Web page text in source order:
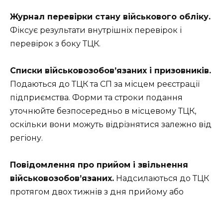
Журнал перевірки стану військового обліку.
Фіксує результати внутрішніх перевірок і
перевірок з боку ТЦК.
Списки військовозобов’язаних і призовників.
Подаються до ТЦК та СП за місцем реєстрації
підприємства. Форми та строки подання
уточнюйте безпосередньо в місцевому ТЦК,
оскільки вони можуть відрізнятися залежно від
регіону.
Повідомлення про прийом і звільнення
військовозобов’язаних. Надсилаються до ТЦК
протягом двох тижнів з дня прийому або